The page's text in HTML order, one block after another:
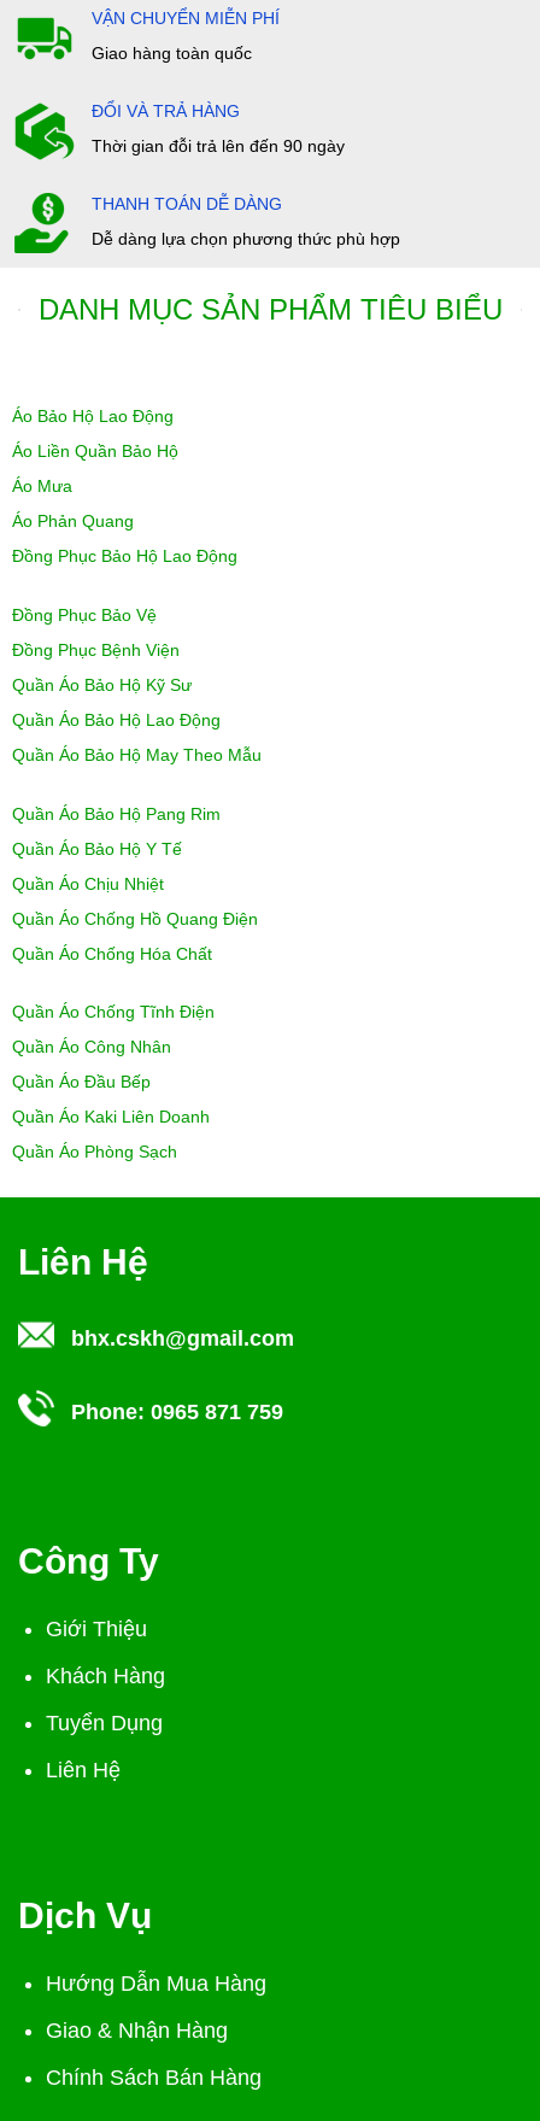
VẬN CHUYỂN MIỄN PHÍ
Giao hàng toàn quốc
ĐỔI VÀ TRẢ HÀNG
Thời gian đỗi trả lên đến 90 ngày
THANH TOÁN DỄ DÀNG
Dễ dàng lựa chọn phương thức phù hợp
DANH MỤC SẢN PHẨM TIÊU BIỂU
Áo Bảo Hộ Lao Động
Áo Liền Quần Bảo Hộ
Áo Mưa
Áo Phản Quang
Đồng Phục Bảo Hộ Lao Động
Đồng Phục Bảo Vệ
Đồng Phục Bệnh Viện
Quần Áo Bảo Hộ Kỹ Sư
Quần Áo Bảo Hộ Lao Động
Quần Áo Bảo Hộ May Theo Mẫu
Quần Áo Bảo Hộ Pang Rim
Quần Áo Bảo Hộ Y Tế
Quần Áo Chịu Nhiệt
Quần Áo Chống Hồ Quang Điện
Quần Áo Chống Hóa Chất
Quần Áo Chống Tĩnh Điện
Quần Áo Công Nhân
Quần Áo Đầu Bếp
Quần Áo Kaki Liên Doanh
Quần Áo Phòng Sạch
Liên Hệ
bhx.cskh@gmail.com
Phone: 0965 871 759
Công Ty
Giới Thiệu
Khách Hàng
Tuyển Dụng
Liên Hệ
Dịch Vụ
Hướng Dẫn Mua Hàng
Giao & Nhận Hàng
Chính Sách Bán Hàng